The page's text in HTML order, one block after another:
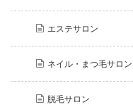
エステサロン
ネイル・まつ毛サロン
脱毛サロン